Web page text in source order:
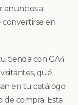
anuncios a
convertirse en
tienda con GA4
qué
en tu catálogo
de compra. Esta